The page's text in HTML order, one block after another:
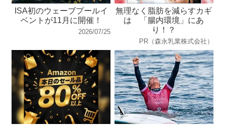
ISA初のウェーブプールイ
ベントが11月に開催！
2026/07/25
無理なく脂肪を減らすカギ
は 「腸内環境」にあ
り！？
PR（森永乳業株式会社）